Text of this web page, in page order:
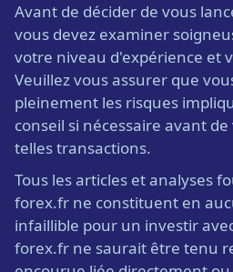
Avant de décider de vous
vous devez examiner
votre niveau d'expérience et
Veuillez vous assurer que
pleinement les risques
conseil si nécessaire avant
telles transactions.
Tous les articles et analyses
forex.fr ne constituent en
infaillible pour un investir
forex.fr ne saurait être tenu